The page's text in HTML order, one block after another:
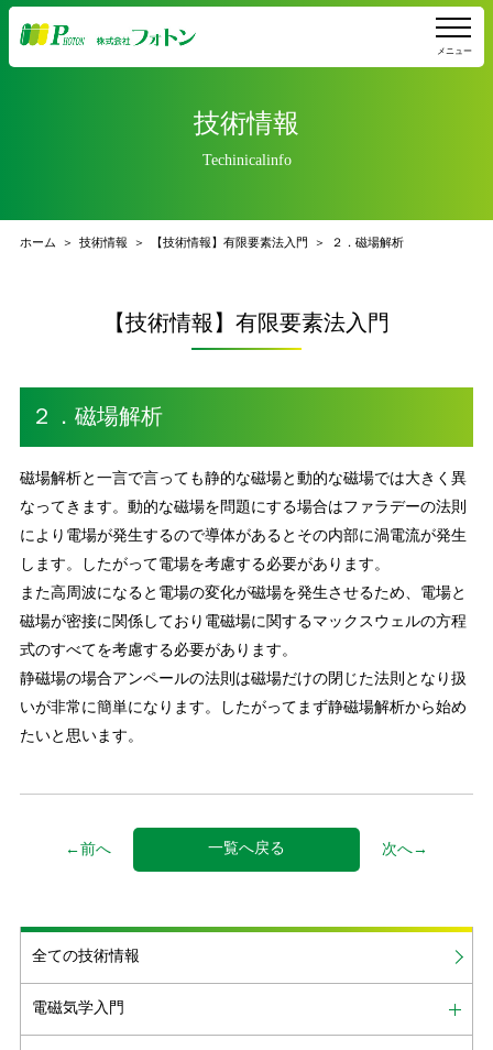
メニュー
技術情報
Techinicalinfo
ホーム 技術情報 【技術情報】有限要素法入門 ２．磁場解析
【技術情報】有限要素法入門
２．磁場解析
磁場解析と一言で言っても静的な磁場と動的な磁場では大きく異
なってきます。動的な磁場を問題にする場合はファラデーの法則
により電場が発生するので導体があるとその内部に渦電流が発生
します。したがって電場を考慮する必要があります。
また高周波になると電場の変化が磁場を発生させるため、電場と
磁場が密接に関係しており電磁場に関するマックスウェルの方程
式のすべてを考慮する必要があります。
静磁場の場合アンペールの法則は磁場だけの閉じた法則となり扱
いが非常に簡単になります。したがってまず静磁場解析から始め
たいと思います。
←前へ 一覧へ戻る 次へ→
全ての技術情報
電磁気学入門